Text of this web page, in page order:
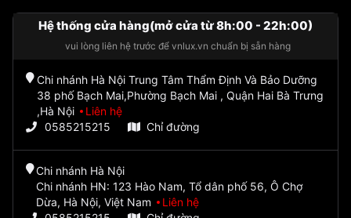
Hệ thống cửa hàng(mở cửa từ 8h:00 - 22h:00)
vui lòng liên hệ trước để vnlux.vn chuẩn bị sẵn hàng
Chi nhánh Hà Nội Trung Tâm Thẩm Định Và Bảo Dưỡng
38 phố Bạch Mai,Phường Bạch Mai , Quận Hai Bà Trưng
,Hà Nội
Liên hệ
0585215215
Chỉ đường
Chi nhánh Hà Nội
Chi nhánh HN: 123 Hào Nam, Tổ dân phố 56, Ô Chợ
Dừa, Hà Nội, Việt Nam
Liên hệ